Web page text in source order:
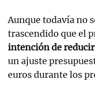
Aunque todavía no
trascendido que el
intención de
un ajuste
euros durante los